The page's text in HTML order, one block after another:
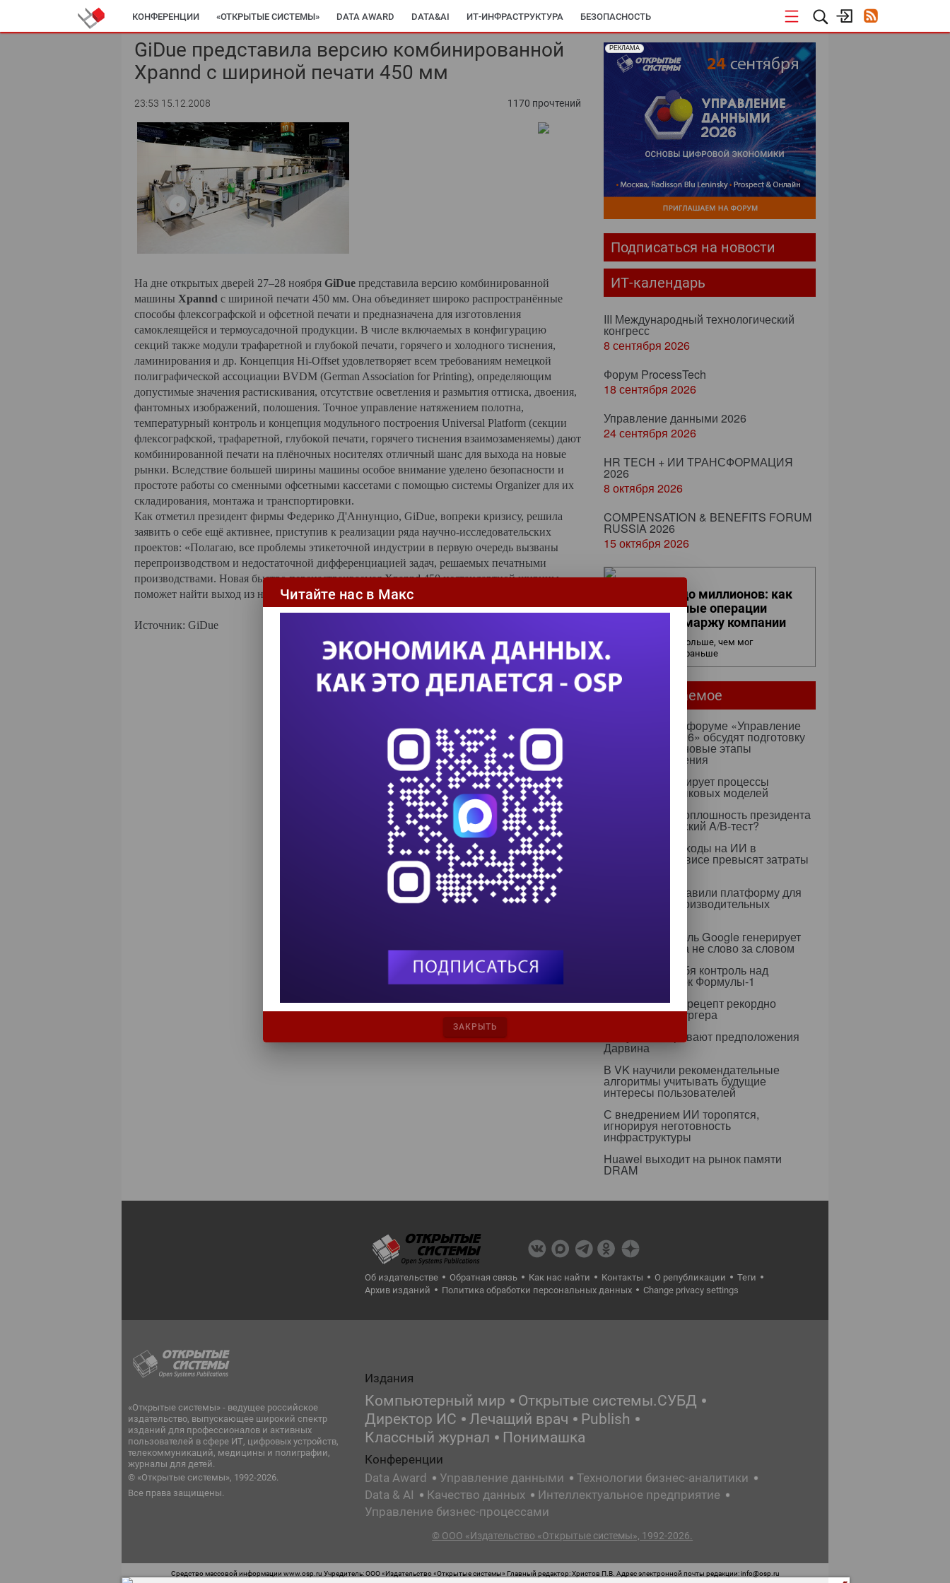
КОНФЕРЕНЦИИ «ОТКРЫТЫЕ СИСТЕМЫ» DATA AWARD DATA&AI ИТ-ИНФРАСТРУКТУРА БЕЗОПАСНОСТЬ
GiDue представила версию комбинированной
Xpannd с шириной печати 450 мм
23:53 15.12.2008 1170 прочтений
На дне открытых дверей 27–28 ноября GiDue представила версию комбинированной
машины Xpannd с шириной печати 450 мм. Она объединяет широко распространённые
способы флексографской и офсетной печати и предназначена для изготовления
самоклеящейся и термоусадочной продукции. В числе включаемых в конфигурацию
секций также модули трафаретной и глубокой печати, горячего и холодного тиснения,
ламинирования и др. Концепция Hi-Offset удовлетворяет всем требованиям немецкой
полиграфической ассоциации BVDM (German Association for Printing), определяющим
допустимые значения растискивания, отсутствие осветления и размытия оттиска, двоения,
фантомных изображений, полошения. Точное управление натяжением полотна,
температурный контроль и концепция модульного построения Universal Platform (секции
флексографской, трафаретной, глубокой печати, горячего тиснения взаимозаменяемы) дают
комбинированной печати на плёночных носителях отличный шанс для выхода на новые
рынки. Вследствие большей ширины машины особое внимание уделено безопасности и
простоте работы со сменными офсетными кассетами с помощью системы Organizer для их
складирования, монтажа и транспортировки.
Как отметил президент фирмы Федерико Д'Аннунцио, GiDue, вопреки кризису, решила
заявить о себе ещё активнее, приступив к реализации ряда научно-исследовательских
проектов: «Полагаю, все проблемы этикеточной индустрии в первую очередь вызваны
перепроизводством и недостаточной дифференциацией задач, решаемых печатными
производствами. Новая быстро перенастраиваемая Xpannd 450 нестандартной ширины
поможет найти выход из непростых ситуаций».
Источник: GiDue
РЕКЛАМА
Подписаться на новости
ИТ-календарь
III Международный технологический
конгресс
8 сентября 2026
Форум ProcessTech
18 сентября 2026
Управление данными 2026
24 сентября 2026
HR TECH + ИИ ТРАНСФОРМАЦИЯ
2026
8 октября 2026
COMPENSATION & BENEFITS FORUM
RUSSIA 2026
15 октября 2026
От кликов до миллионов: как
повседневные операции
влияют на маржу компании
Бизнес видит больше, чем мог
предположить раньше
Самое читаемое
24 сентября на форуме «Управление
данными — 2026» обсудят подготовку
данных к ИИ и новые этапы
импортозамещения
Т-Банк оптимизирует процессы
дообучения языковых моделей
Казус Rapidus: оплошность президента
или стратегический A/B-тест?
К 2030 году расходы на ИИ в
клиентском сервисе превысят затраты
В Nvidia представили платформу для
ИИ и высокопроизводительных
Новая ИИ-модель Google генерирует
текст целиком, а не слово за словом
ИИ берет на себя контроль над
стратегией гонок Формулы-1
ИИ разработал рецепт рекордно
экологичного бургера
Кактусы оспаривают предположения
Дарвина
В VK научили рекомендательные
алгоритмы учитывать будущие
интересы пользователей
С внедрением ИИ торопятся,
игнорируя неготовность
инфраструктуры
Huawei выходит на рынок памяти
DRAM
Об издательстве Обратная связь Как нас найти Контакты О републикации
Теги
Архив изданий
Политика обработки персональных данных Change privacy settings
«Открытые системы» - ведущее российское
издательство, выпускающее широкий спектр
изданий для профессионалов и активных
пользователей в сфере ИТ, цифровых устройств,
телекоммуникаций, медицины и полиграфии,
журналы для детей.
© «Открытые системы», 1992-2026.
Все права защищены.
Издания
Компьютерный мир
Открытые системы.СУБД
Директор ИС
Лечащий врач
Publish
Классный журнал
Понимашка
Конференции
Data Award
Управление данными
Технологии бизнес-аналитики
Data & AI
Качество данных
Интеллектуальное предприятие
Управление бизнес-процессами
© ООО «Издательство «Открытые системы», 1992-2026.
Средство массовой информации www.osp.ru Учредитель: ООО «Издательство «Открытые системы» Главный редактор: Христов П.В. Адрес электронной почты редакции: info@osp.ru
Читайте нас в Макс
ЗАКРЫТЬ